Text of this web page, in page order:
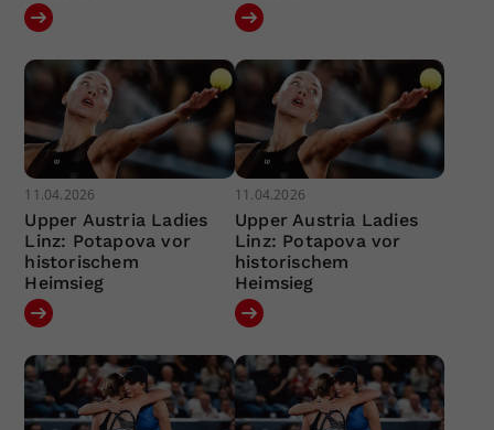
11.04.2026
Upper Austria Ladies
Linz: Potapova vor
historischem
Heimsieg
11.04.2026
Upper Austria Ladies
Linz: Potapova vor
historischem
Heimsieg